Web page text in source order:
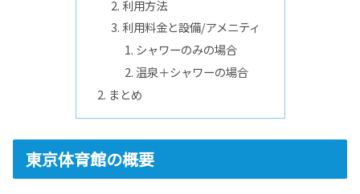
利用方法
利用料金と設備/アメニティ
シャワーのみの場合
温泉＋シャワーの場合
まとめ
東京体育館の概要